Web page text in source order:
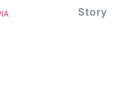
Story